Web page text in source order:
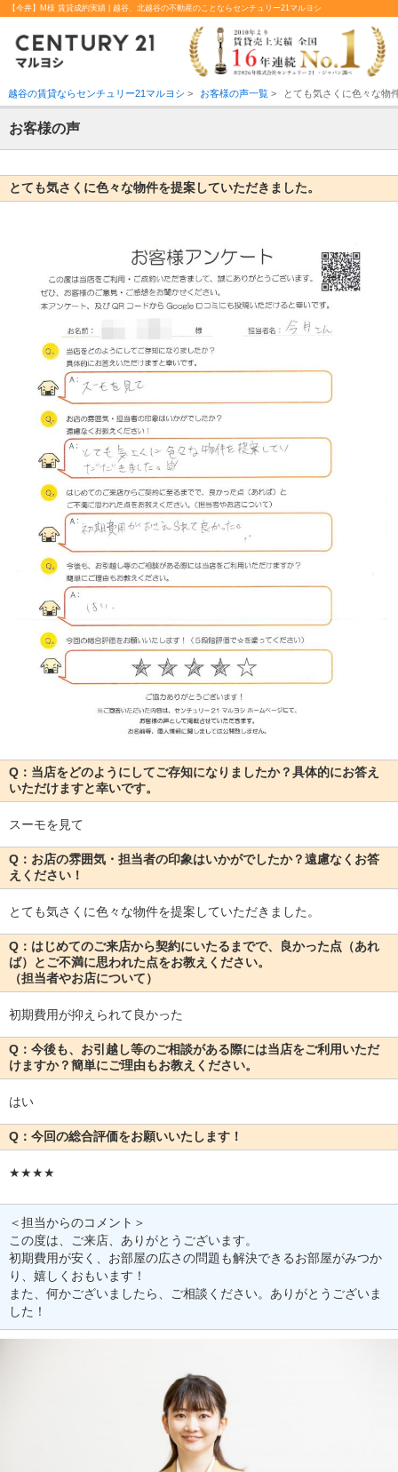
【今井】M様 賃貸成約実績 | 越谷、北越谷の不動産のことならセンチュリー21マルヨシ
越谷の賃貸ならセンチュリー21マルヨシ > お客様の声一覧> とても気さくに色々な物
お客様の声
とても気さくに色々な物件を提案していただきました。
Q：当店をどのようにしてご存知になりましたか？具体的にお答え
いただけますと幸いです。
スーモを見て
Q：お店の雰囲気・担当者の印象はいかがでしたか？遠慮なくお答
えください！
とても気さくに色々な物件を提案していただきました。
Q：はじめてのご来店から契約にいたるまでで、良かった点（あれ
ば）とご不満に思われた点をお教えください。
（担当者やお店について）
初期費用が抑えられて良かった
Q：今後も、お引越し等のご相談がある際には当店をご利用いただ
けますか？簡単にご理由もお教えください。
はい
Q：今回の総合評価をお願いいたします！
★★★★
＜担当からのコメント＞
この度は、ご来店、ありがとうございます。
初期費用が安く、お部屋の広さの問題も解決できるお部屋がみつか
り、嬉しくおもいます！
また、何かございましたら、ご相談ください。ありがとうございま
した！